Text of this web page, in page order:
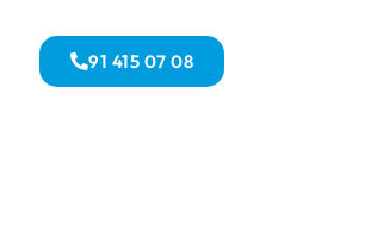
91 415 07 08